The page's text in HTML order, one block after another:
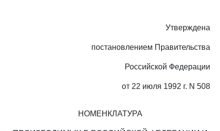
Утверждена
постановлением Правительства
Российской Федерации
от 22 июля 1992 г. N 508
НОМЕНКЛАТУРА